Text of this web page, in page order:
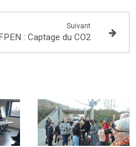
Suivant
: Captage du CO2